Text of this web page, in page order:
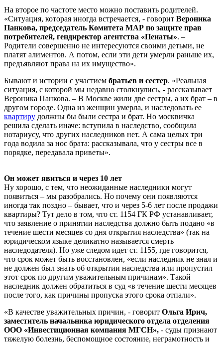
На второе по частоте место можно поставить родителей.
«Ситуация, которая иногда встречается, - говорит Вероника
Панкова, председатель Комитета МАР по защите прав
потребителей, гендиректор агентства «Пенаты». –
Родители совершенно не интересуются своими детьми, не
платят алиментов. А потом, если эти дети умерли раньше их,
предъявляют права на их имущество».
Бывают и истории с участием братьев и сестер. «Реальная
ситуация, с которой мы недавно столкнулись, - рассказывает
Вероника Панкова. – В Москве жили две сестры, а их брат – в
другом городе. Одна из женщин умерла, и наследовать ее
квартиру должны бы были сестра и брат. Но москвичка
решила сделать иначе: вступила в наследство, сообщила
нотариусу, что других наследников нет. А сама целых три
года водила за нос брата: рассказывала, что у сестры все в
порядке, передавала приветы».
Он может явиться и через 10 лет
Ну хорошо, с тем, что неожиданные наследники могут
появиться – мы разобрались. Но почему они появляются
иногда так поздно – бывает, что и через 5-6 лет после продажи
квартиры? Тут дело в том, что ст. 1154 ГК РФ устанавливает,
что заявление о принятии наследства должно быть подано «в
течение шести месяцев со дня открытия наследства» (так на
юридическом языке деликатно называется смерть
наследодателя). Но уже следом идет ст. 1155, где говорится,
что срок может быть восстановлен, «если наследник не знал и
не должен был знать об открытии наследства или пропустил
этот срок по другим уважительным причинам». Такой
наследник должен обратиться в суд «в течение шести месяцев
после того, как причины пропуска этого срока отпали».
«В качестве уважительных причин, - говорит Ольга Ирич,
заместитель начальника юридического отдела отделения
ООО «Инвестиционная компания МГСН», - суды признают
тяжелую болезнь, беспомощное состояние, неграмотность и